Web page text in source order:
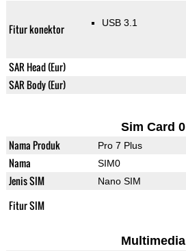
Fitur konektor USB 3.1
SAR Head (Eur)
SAR Body (Eur)
Sim Card 0
Nama Produk Pro 7 Plus
Nama SIM0
Jenis SIM Nano SIM
Fitur SIM
Multimedia